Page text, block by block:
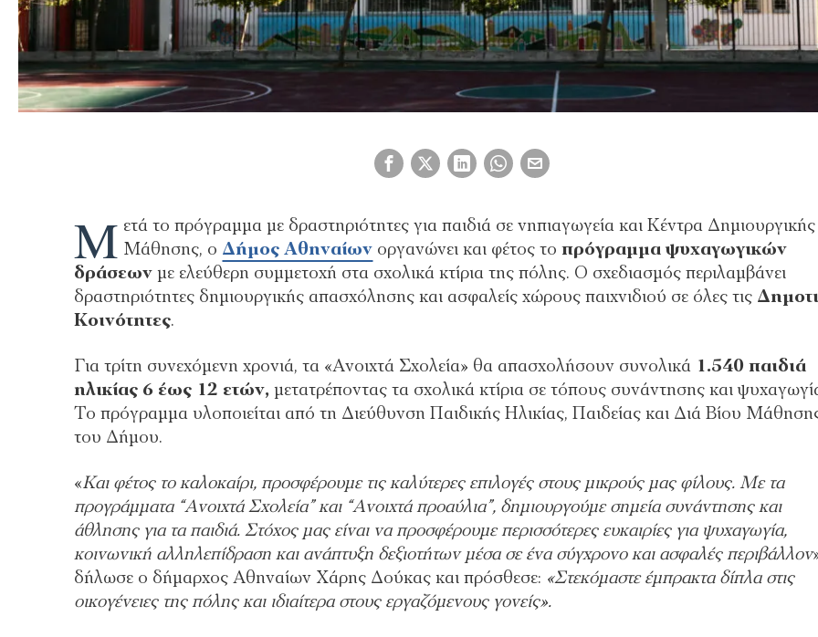
Μ ετά το πρόγραμμα με δραστηριότητες για παιδιά σε νηπιαγωγεία και Κέντρα Δημιουργικής
Μάθησης, ο Δήμος Αθηναίων οργανώνει και φέτος τοπρόγραμμα ψυχαγωγικών
δράσεωνμε ελεύθερη συμμετοχή στα σχολικά κτίρια της πόλης. Ο σχεδιασμός περιλαμβάνει
δραστηριότητες δημιουργικής απασχόλησης και ασφαλείς χώρους παιχνιδιού σε όλες τις
Κοινότητες.
Για τρίτη συνεχόμενη χρονιά, τα «Ανοιχτά Σχολεία» θα απασχολήσουν συνολικά 1.540 παιδιά
ηλικίας 6 έως 12 ετών, μετατρέποντας τα σχολικά κτίρια σε τόπους συνάντησης και
Το πρόγραμμα υλοποιείται από τη Διεύθυνση Παιδικής Ηλικίας, Παιδείας και Διά Βίου
του Δήμου.
«Και φέτος το καλοκαίρι, προσφέρουμε τις καλύτερες επιλογές στους μικρούς μας φίλους. Με τα
προγράμματα “Ανοιχτά Σχολεία” και “Ανοιχτά προαύλια”, δημιουργούμε σημεία συνάντησης και
άθλησης για τα παιδιά. Στόχος μας είναι να προσφέρουμε περισσότερες ευκαιρίες για ψυχαγωγία,
κοινωνική αλληλεπίδραση και ανάπτυξη δεξιοτήτων μέσα σε ένα σύγχρονο και ασφαλές περιβάλλον
δήλωσε ο δήμαρχος Αθηναίων Χάρης Δούκας και πρόσθεσε: «Στεκόμαστε έμπρακτα δίπλα στις
οικογένειες της πόλης και ιδιαίτερα στους εργαζόμενους γονείς».